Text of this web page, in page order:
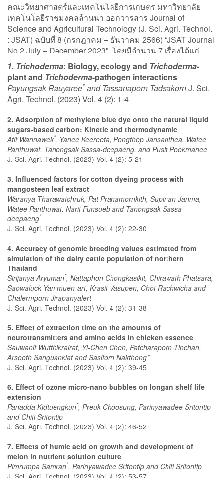
คณะวิทยาศาสตร์และเทคโนโลยีการเกษตร มหาวิทยาลัย
เทคโนโลยีราชมงคลล้านนา ออกวารสาร Journal of
Science and Agricultural Technology (J. Sci. Agri. Technol.
: JSAT) ฉบับที่ 8 (กรกฎาคม – ธันวาคม 2566) “JSAT Journal
No.2 July – December 2023" โดยมีจำนวน 7 เรื่องได้แก่
1. Trichoderma: Biology, ecology and Trichoderma-
plant and Trichoderma-pathogen interactions
Payungsak Rauyaree* and Tassanaporn TadsakornJ. Sci.
Agri. Technol. (2023) Vol. 4 (2): 1-4
2. Adsorption of methylene blue dye onto the natural liquid
sugars-based carbon: Kinetic and thermodynamic
Atit Wannawek*, Yanee Keereeta, Pongthep Jansanthea, Watee
Panthuwat, Tanongsak Sassa-deepaeng, and Pusit Pookmanee
J. Sci. Agri. Technol. (2023) Vol. 4 (2): 5-21
3. Influenced factors for cotton dyeing process with
mangosteen leaf extract
Waranya Tharawatchruk, Pat Pranamornkith, Supinan Janma,
Watee Panthuwat, Narit Funsueb and Tanongsak Sassa-
deepaeng*
J. Sci. Agri. Technol. (2023) Vol. 4 (2): 22-30
4. Accuracy of genomic breeding values estimated from
simulation of the dairy cattle population of northern
Thailand
Sirijanya Aryuman*, Nattaphon Chongkasikit, Chirawath Phatsara,
Saowaluck Yammuen-art, Krasit Vasupen, Chot Rachwicha and
Chalermporn Jirapanyalert
J. Sci. Agri. Technol. (2023) Vol. 4 (2): 31-38
5. Effect of extraction time on the amounts of
neurotransmitters and amino acids in chicken essence
Sauwanit Wutthikrairat, Yi-Chen Chen, Patcharaporn Tinchan,
Arsooth Sanguankiat and Sasitorn Nakthong*
J. Sci. Agri. Technol. (2023) Vol. 4 (2): 39-45
6. Effect of ozone micro-nano bubbles on longan shelf life
extension
Panadda Kidtuengkun*, Preuk Choosung, Parinyawadee Sritontip
and Chiti Sritontip
J. Sci. Agri. Technol. (2023) Vol. 4 (2): 46-52
7. Effects of humic acid on growth and development of
melon in nutrient solution culture
Pimrumpa Samran*, Parinyawadee Sritontip and Chiti Sritontip
J. Sci. Agri. Technol. (2023) Vol. 4 (2): 53-57